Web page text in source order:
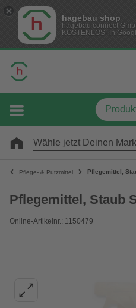
hagebau shop
hagebau connect
KOSTENLOS- In
Wähle jetzt Deinen
Pflege- & Putzmittel Pflegemittel,
Pflegemittel, Staub
Online-Artikelnr.: 1150479